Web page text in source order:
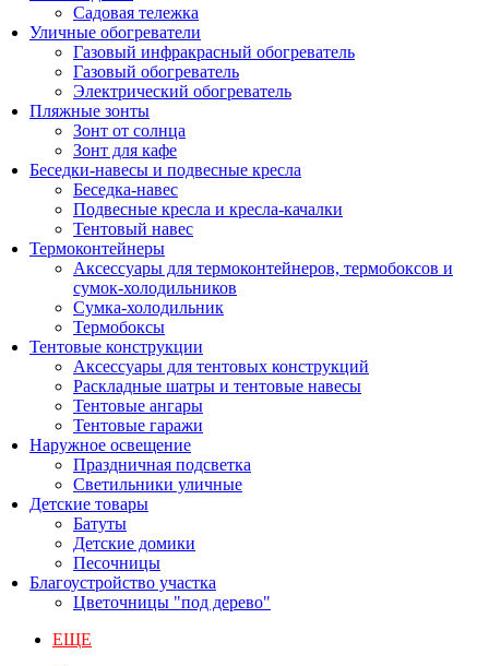
Садовая тележка
Уличные обогреватели
Газовый инфракрасный обогреватель
Газовый обогреватель
Электрический обогреватель
Пляжные зонты
Зонт от солнца
Зонт для кафе
Беседки-навесы и подвесные кресла
Беседка-навес
Подвесные кресла и кресла-качалки
Тентовый навес
Термоконтейнеры
Аксессуары для термоконтейнеров, термобоксов и
сумок-холодильников
Сумка-холодильник
Термобоксы
Тентовые конструкции
Аксессуары для тентовых конструкций
Раскладные шатры и тентовые навесы
Тентовые ангары
Тентовые гаражи
Наружное освещение
Праздничная подсветка
Светильники уличные
Детские товары
Батуты
Детские домики
Песочницы
Благоустройство участка
Цветочницы "под дерево"
ЕЩЕ